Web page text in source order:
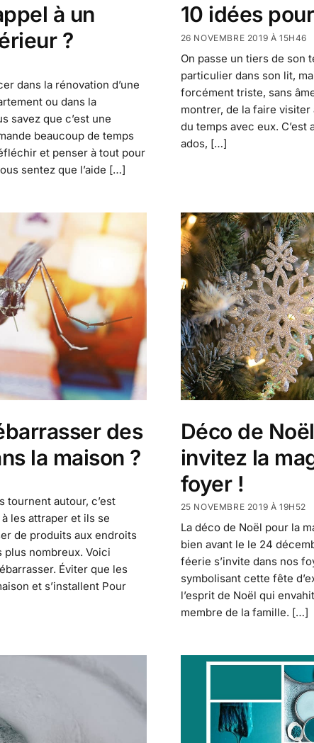
à un
?
dans la rénovation d’une
ou dans la
savez que c’est une
beaucoup de temps
et penser à tout pour
sentez que l’aide […]
10 idées
26 NOVEMBRE 2019 À 15H46
On passe un tiers de son
particulier dans son lit,
forcément triste, sans
montrer, de la faire visiter
du temps avec eux. C’est
ados, […]
des
la maison ?
tournent autour, c’est
les attraper et ils se
de produits aux endroits
nombreux. Voici
Éviter que les
et s’installent Pour
Déco de
invitez la
foyer !
25 NOVEMBRE 2019 À 19H52
La déco de Noël pour la
bien avant le le 24
féerie s’invite dans nos
symbolisant cette fête
l’esprit de Noël qui
membre de la famille. […]